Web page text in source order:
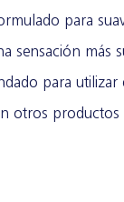
para
más
para
otros productos